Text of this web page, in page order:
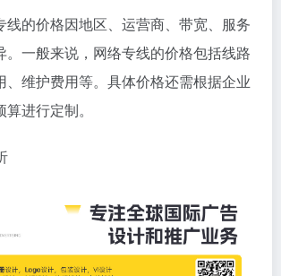
线的价格因地区、运营商、带宽、服务
。一般来说，网络专线的价格包括线路
、维护费用等。具体价格还需根据企业
进行定制。